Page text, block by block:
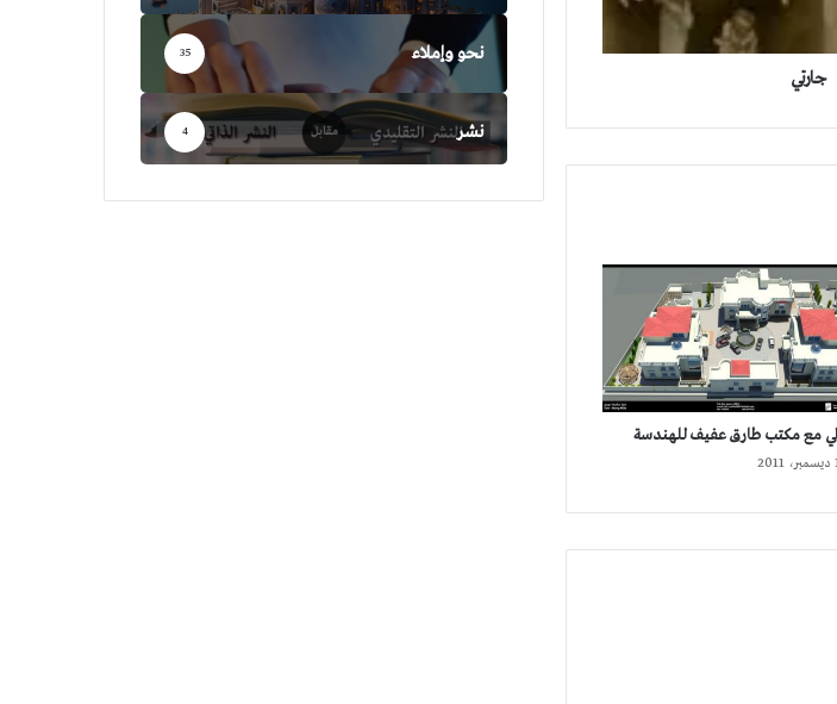
جارتي
مع مكتب طارق عفيف للهندسة
نحو وإملاء 35
نشر 4